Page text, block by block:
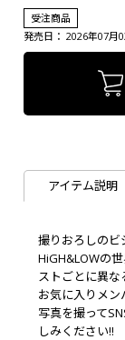
受注商品
発売日： 2026年07月
アイテム説明
撮りおろしのビ
HiGH&LOWの
ストごとに異な
お気に入りメン
写真を撮って
しみください!!